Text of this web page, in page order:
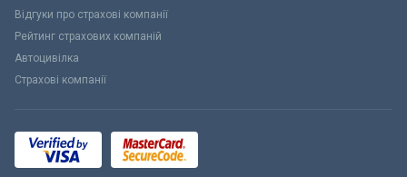
Відгуки про страхові компанії
Рейтинг страхових компаній
Автоцивілка
Страхові компанії